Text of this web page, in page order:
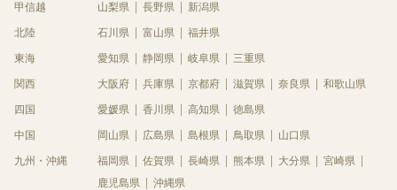
甲信越 山梨県 長野県 新潟県
北陸 石川県 富山県 福井県
東海 愛知県 静岡県 岐阜県 三重県
関西 大阪府 兵庫県 京都府 滋賀県 奈良県 和歌山県
四国 愛媛県 香川県 高知県 徳島県
中国 岡山県 広島県 島根県 鳥取県 山口県
九州・沖縄 福岡県 佐賀県 長崎県 熊本県 大分県
宮崎県
鹿児島県
沖縄県